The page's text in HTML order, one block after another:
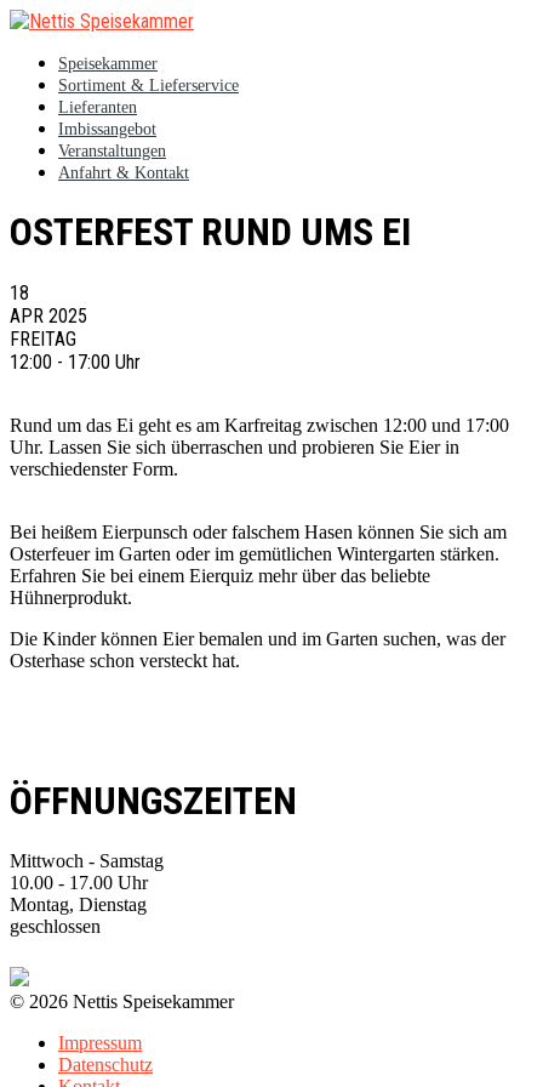
Speisekammer
Sortiment & Lieferservice
Lieferanten
Imbissangebot
Veranstaltungen
Anfahrt & Kontakt
OSTERFEST RUND UMS EI
18
APR 2025
FREITAG
12:00 - 17:00 Uhr
Rund um das Ei geht es am Karfreitag zwischen 12:00 und 17:00
Uhr. Lassen Sie sich überraschen und probieren Sie Eier in
verschiedenster Form.
Bei heißem Eierpunsch oder falschem Hasen können Sie sich am
Osterfeuer im Garten oder im gemütlichen Wintergarten stärken.
Erfahren Sie bei einem Eierquiz mehr über das beliebte
Hühnerprodukt.
Die Kinder können Eier bemalen und im Garten suchen, was der
Osterhase schon versteckt hat.
ÖFFNUNGSZEITEN
Mittwoch - Samstag
10.00 - 17.00 Uhr
Montag, Dienstag
geschlossen
© 2026 Nettis Speisekammer
Impressum
Datenschutz